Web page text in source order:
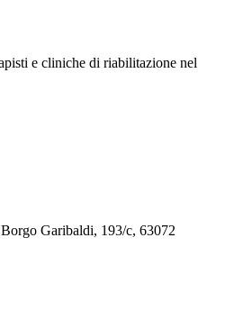
e cliniche di riabilitazione nel
Garibaldi, 193/c, 63072